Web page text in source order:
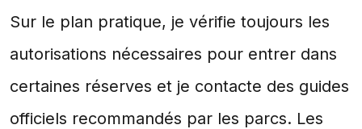
Sur le plan pratique, je vérifie toujours les
autorisations nécessaires pour entrer dans
certaines réserves et je contacte des guides
officiels recommandés par les parcs. Les